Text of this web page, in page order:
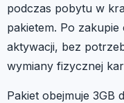
podczas pobytu w
pakietem. Po
aktywacji, bez
wymiany fizycznej
Pakiet obejmuje 3GB